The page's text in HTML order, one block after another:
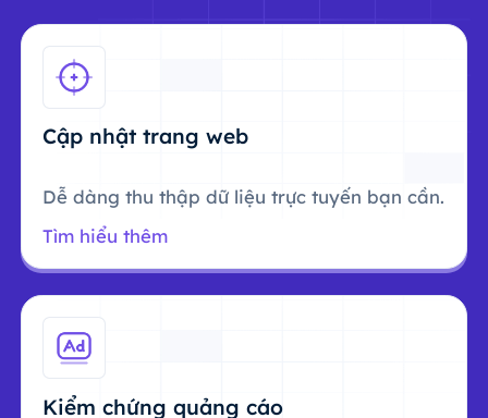
Cập nhật trang web
Dễ dàng thu thập dữ liệu trực tuyến bạn cần.
Tìm hiểu thêm
Kiểm chứng quảng cáo